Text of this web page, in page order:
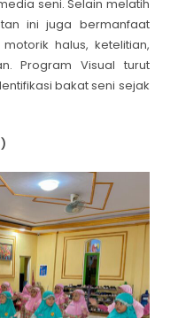
seni. Selain melatih
ini juga bermanfaat
halus, ketelitian,
Program Visual turut
bakat seni sejak